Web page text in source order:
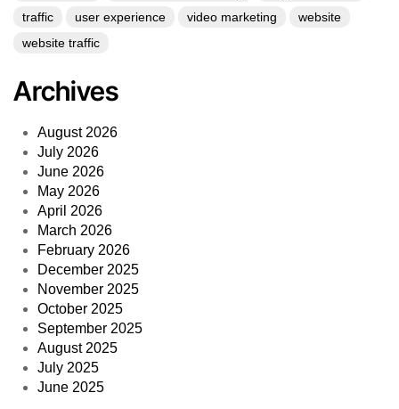
traffic
user experience video marketing
website
website traffic
Archives
August 2026
July 2026
June 2026
May 2026
April 2026
March 2026
February 2026
December 2025
November 2025
October 2025
September 2025
August 2025
July 2025
June 2025